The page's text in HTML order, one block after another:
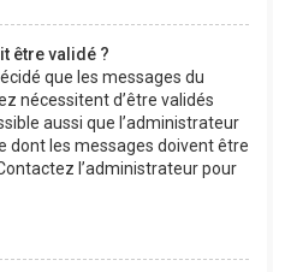
être validé ?
que les messages du
nécessitent d’être validés
aussi que l’administrateur
dont les messages doivent être
l’administrateur pour